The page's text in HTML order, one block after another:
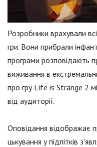
Розробники врахували
гри. Вони прибрали
програми розповідають
виживання в
про гру Life is Strange 2
від аудиторії.
Оповідання відображає
цькування у підлітків